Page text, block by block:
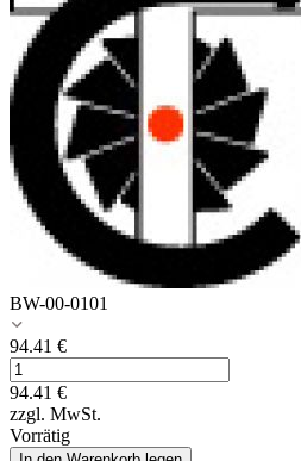
BW-00-0101
94.41 €
94.41 €
zzgl. MwSt.
Vorrätig